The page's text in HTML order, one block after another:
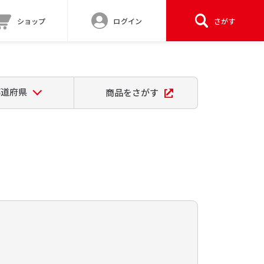
ショップ ログイン さがす
府県 商品をさがす